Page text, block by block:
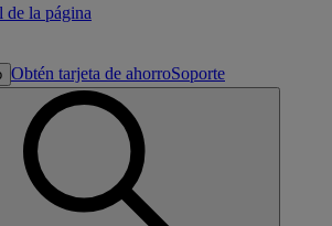
la página
Obtén tarjeta de ahorroSoporte